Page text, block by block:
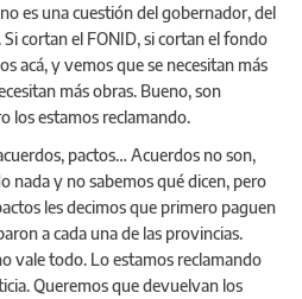
es una cuestión del gobernador, del
cortan el FONID, si cortan el fondo
acá, y vemos que se necesitan más
más obras. Bueno, son
los estamos reclamando.
pactos… Acuerdos no son,
nada y no sabemos qué dicen, pero
les decimos que primero paguen
a cada una de las provincias.
vale todo. Lo estamos reclamando
Queremos que devuelvan los